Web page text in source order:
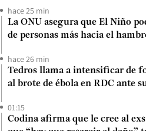
hace 25 min
La ONU asegura que El Niño
de personas más hacia el
hace 26 min
Tedros llama a intensificar de
al brote de ébola en RDC ante
01:15
Codina afirma que le cree al